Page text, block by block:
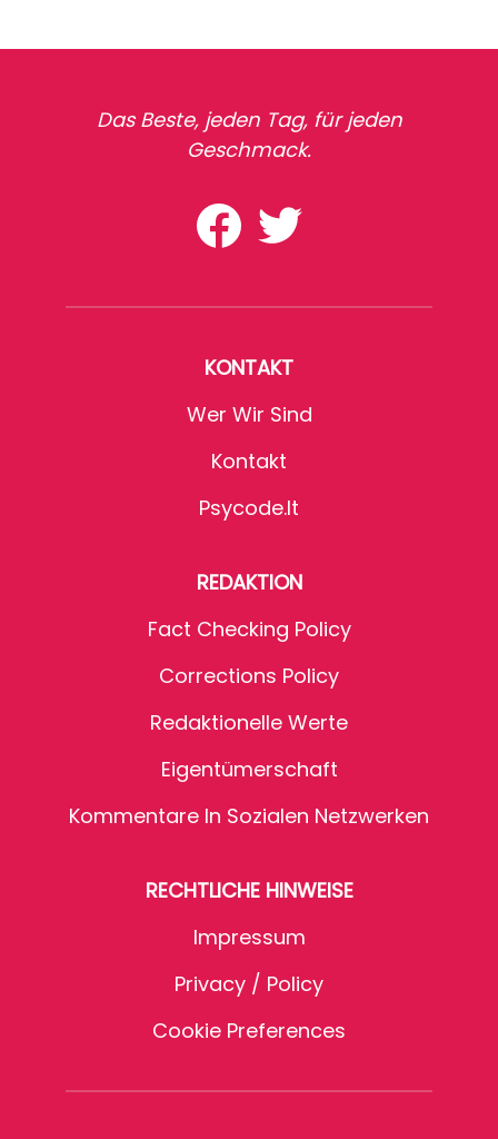
Das Beste, jeden Tag, für jeden
Geschmack.
KONTAKT
Wer Wir Sind
Kontakt
Psycode.it
REDAKTION
Fact Checking Policy
Corrections Policy
Redaktionelle Werte
Eigentümerschaft
Kommentare In Sozialen Netzwerken
RECHTLICHE HINWEISE
Impressum
Privacy / Policy
Cookie Preferences